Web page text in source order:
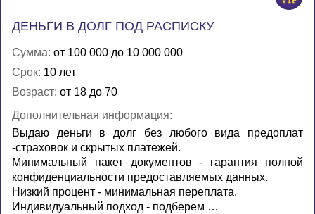
ДЕНЬГИ В ДОЛГ ПОД РАСПИСКУ
Сумма: от 100 000 до 10 000 000
Срок: 10 лет
Возраст: от 18 до 70
Дополнительная информация:
Выдаю деньги в долг без любого вида предоплат
-страховок и скрытых платежей.
Минимальный пакет документов - гарантия полной
конфиденциальности предоставляемых данных.
Низкий процент - минимальная переплата.
Индивидуальный подход - подберем …